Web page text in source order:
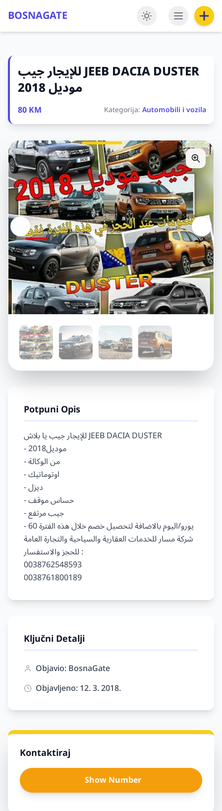
BOSNAGATE
للإيجار جيب ‎JEEB DACIA DUSTER
موديل 2018
80 KM Kategorija:Automobili i vozila
Potpuni Opis
للإيجار جيب يا بلاش ‎JEEB DACIA DUSTER
- موديل2018
- من الوكالة
- اوتوماتيك
- ديزل
- حساس موقف
- جيب مرتفع
- 60 يورو/اليوم بالاضافة لتحصيل خصم خلال هذه الفترة
شركة مسار للخدمات العقارية والسياحية والتجارة العامة
للحجز والاستفسار :
0038762548593
Ključni Detalji
Objavio: BosnaGate
Objavljeno: 12. 3. 2018.
Kontaktiraj
Show Number